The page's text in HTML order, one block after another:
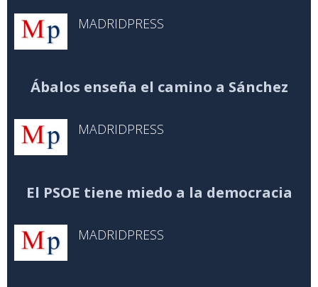
MADRIDPRESS
Ábalos enseña el camino a Sánchez
MADRIDPRESS
El PSOE tiene miedo a la democracia
MADRIDPRESS